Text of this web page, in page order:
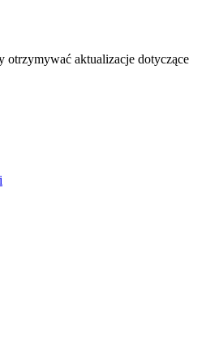
otrzymywać aktualizacje dotyczące